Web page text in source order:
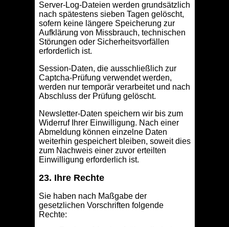
Server-Log-Dateien werden grundsätzlich
nach spätestens sieben Tagen gelöscht,
sofern keine längere Speicherung zur
Aufklärung von Missbrauch, technischen
Störungen oder Sicherheitsvorfällen
erforderlich ist.
Session-Daten, die ausschließlich zur
Captcha-Prüfung verwendet werden,
werden nur temporär verarbeitet und nach
Abschluss der Prüfung gelöscht.
Newsletter-Daten speichern wir bis zum
Widerruf Ihrer Einwilligung. Nach einer
Abmeldung können einzelne Daten
weiterhin gespeichert bleiben, soweit dies
zum Nachweis einer zuvor erteilten
Einwilligung erforderlich ist.
23. Ihre Rechte
Sie haben nach Maßgabe der
gesetzlichen Vorschriften folgende
Rechte: